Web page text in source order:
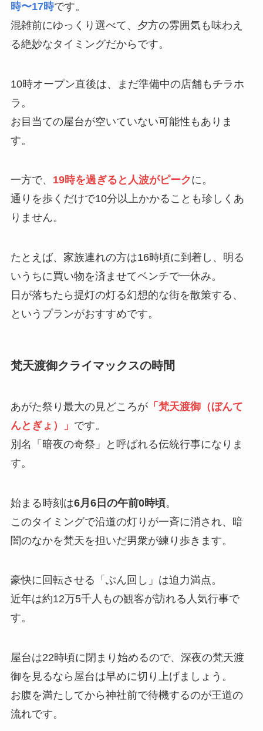
時〜17時です。
混雑前にゆっくり選べて、夕方の雰囲気も味わえ
る絶妙なタイミングだからです。
10時オープン直後は、まだ準備中の店舗もチラホ
ラ。
お目当ての屋台が空いていない可能性もありま
す。
一方で、 19時を過ぎると人波がピークに。
通りを歩くだけで10分以上かかることも珍しくあ
りません。
たとえば、家族連れの方は16時頃に到着し、明る
いうちに買い物を済ませてベンチで一休み。
日が落ちたら提灯の灯る幻想的な街を散策する、
というプランがおすすめです。
梵天渡御クライマックスの時間
あがた祭り最大の見どころが「梵天渡御（ぼんて
んとぎょ）」 です。
別名「暗夜の奇祭」と呼ばれる伝統行事になりま
す。
始まる時刻は6月6日の午前0時頃。
このタイミングで沿道の灯りが一斉に消され、暗
闇のなかを梵天を担いだ男衆が練り歩きます。
豪快に回転させる「ぶん回し」は迫力満点。
近年は約12万5千人もの観客が訪れる人気行事で
す。
屋台は22時頃に閉まり始めるので、深夜の梵天渡
御を見るなら屋台は早めに切り上げましょう。
お腹を満たしてから神社前で待機するのが王道の
流れです。